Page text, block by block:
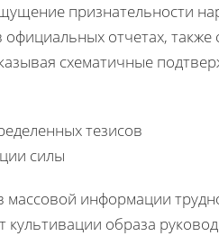
признательности
отчетах, также
схематичные
тезисов
силы
массовой информации
образа